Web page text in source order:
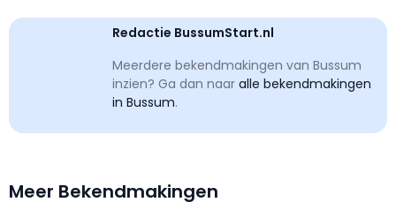
Redactie BussumStart.nl
Meerdere bekendmakingen van Bussum
inzien? Ga dan naar alle bekendmakingen
in Bussum.
Meer Bekendmakingen